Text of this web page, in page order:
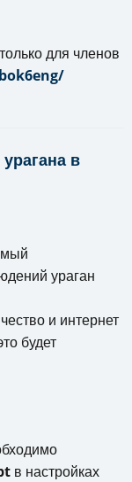
для членов
в
ураган
и интернет
будет
в настройках